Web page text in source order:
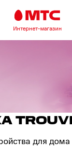
Интернет-магазин
для